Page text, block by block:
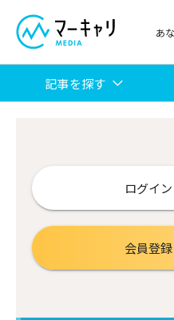
あ
記事を探す
ログイン
会員登録